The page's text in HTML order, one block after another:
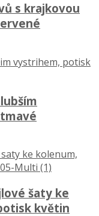
s krajkovou
šaty ke
květin